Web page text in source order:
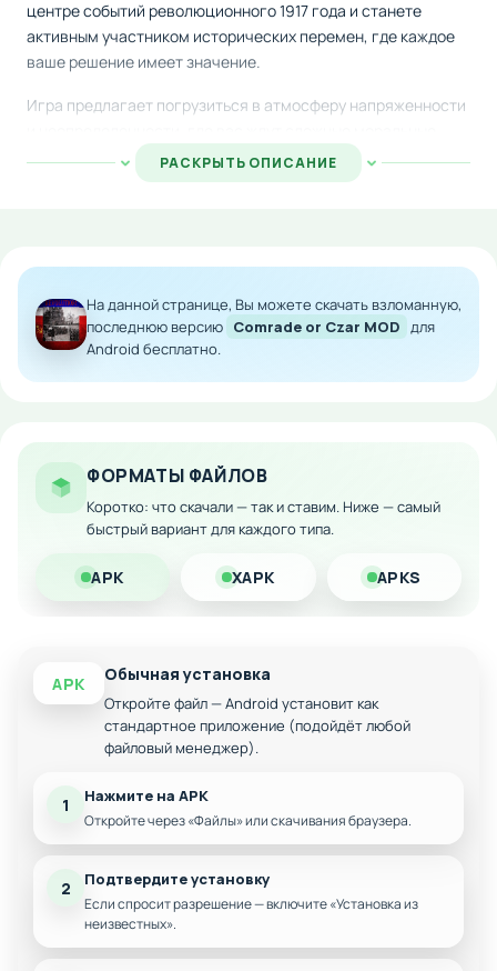
центре событий революционного 1917 года и станете
активным участником исторических перемен, где каждое
ваше решение имеет значение.
Игра предлагает погрузиться в атмосферу напряженности
выборы и непредсказуемые повороты сюжета. Благодаря
нелинейной структуре повествования, вы самостоятельно
В зависимости от сделанных выборов игра завершится
одной из нескольких концовок, что позволяет вам
множество раз пересыграть историю и открыть все
альтернативные финалы. Это идеальная игра для тех, кто
ценит глубокие сюжеты и значимость собственных
Особенности мода:
без отвлекающих элементов
различными исходами
Исторический контекст революционной России
Переиграбельность с целью открытия всех
концовок
РАСКРЫТЬ ОПИСАНИЕ
На данной странице, Вы можете скачать взломанную,
последнюю версию Comrade or Czar MOD для
Android бесплатно.
ФОРМАТЫ ФАЙЛОВ
Коротко: что скачали — так и ставим. Ниже — самый
быстрый вариант для каждого типа.
APK XAPK APKS
APK Обычная установка
Откройте файл — Android установит как
стандартное приложение (подойдёт любой
файловый менеджер).
1 Нажмите на APK
Откройте через «Файлы» или скачивания браузера.
2 Подтвердите установку
Если спросит разрешение — включите «Установка из
неизвестных».